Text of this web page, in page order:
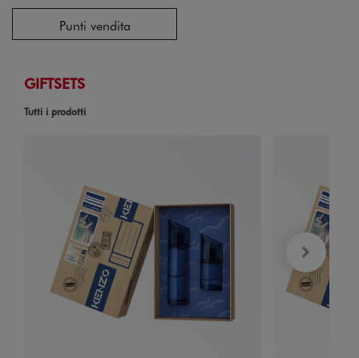
Punti vendita
GIFTSETS
Tutti i prodotti